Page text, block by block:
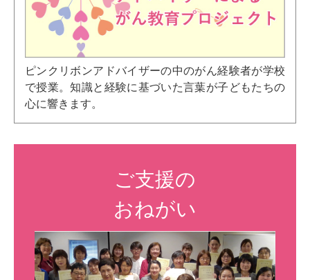
ピンクリボンアドバイザーの中のがん経験者が学校
で授業。知識と経験に基づいた言葉が子どもたちの
心に響きます。
ご支援の
おねがい